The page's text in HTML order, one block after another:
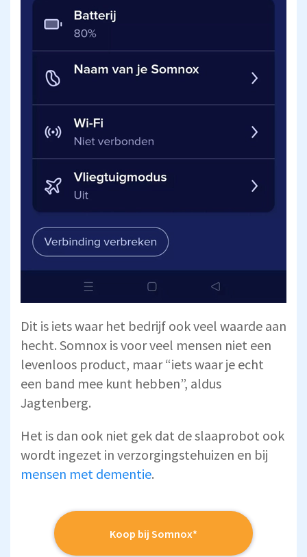
Dit is iets waar het bedrijf ook veel waarde aan
hecht. Somnox is voor veel mensen niet een
levenloos product, maar “iets waar je echt
een band mee kunt hebben”, aldus
Jagtenberg.
Het is dan ook niet gek dat de slaaprobot ook
wordt ingezet in verzorgingstehuizen en bij
mensen met dementie.
Koop bij Somnox*